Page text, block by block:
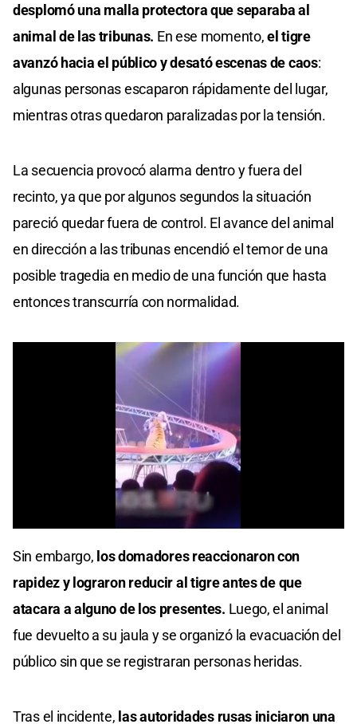
desplomó una malla protectora que separaba al
animal de las tribunas. En ese momento,el tigre
avanzó hacia el público y desató escenas de caos:
algunas personas escaparon rápidamente del lugar,
mientras otras quedaron paralizadas por la tensión.
La secuencia provocó alarma dentro y fuera del
recinto, ya que por algunos segundos la situación
pareció quedar fuera de control. El avance del animal
en dirección a las tribunas encendió el temor de una
posible tragedia en medio de una función que hasta
entonces transcurría con normalidad.
of
seconds
Sin embargo, los domadores reaccionaron con
rapidez y lograron reducir al tigre antes de que
atacara a alguno de los presentes. Luego, el animal
fue devuelto a su jaula y se organizó la evacuación del
público sin que se registraran personas heridas.
Tras el incidente, las autoridades rusas iniciaron una